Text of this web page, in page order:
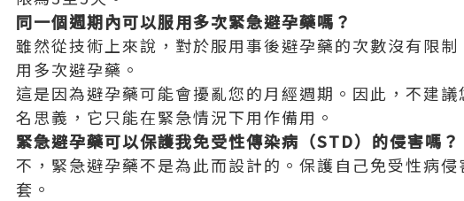
同一個週期內可以服用多次緊急避孕藥嗎？
雖然從技術上來說，對於服用事後避孕藥的次數沒有限
用多次避孕藥。
這是因為避孕藥可能會擾亂您的月經週期。因此，不建
名思義，它只能在緊急情況下用作備用。
緊急避孕藥可以保護我免受性傳染病（STD）的侵害嗎？
不，緊急避孕藥不是為此而設計的。保護自己免受性病
套。